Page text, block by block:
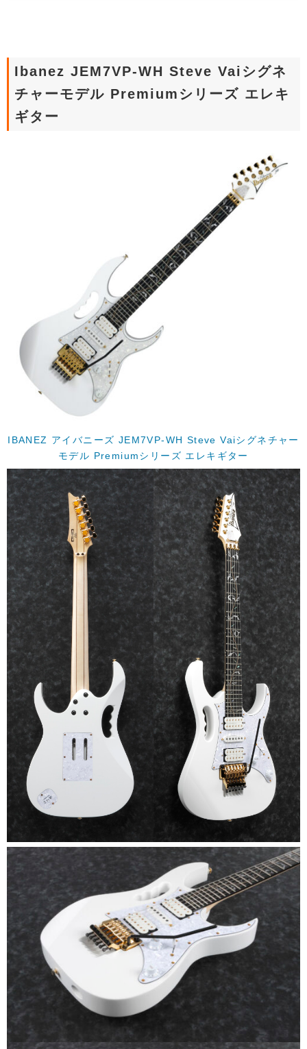
Ibanez JEM7VP-WH Steve Vaiシグネ
チャーモデル Premiumシリーズ エレキ
ギター
IBANEZ アイバニーズ JEM7VP-WH Steve Vaiシグネチャー
モデル Premiumシリーズ エレキギター